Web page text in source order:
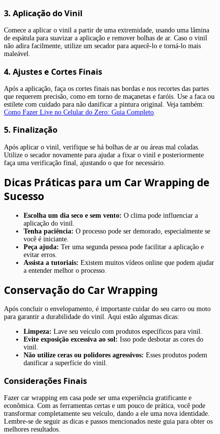
3. Aplicação do Vinil
Comece a aplicar o vinil a partir de uma extremidade, usando uma lâmina
de espátula para suavizar a aplicação e remover bolhas de ar. Caso o vinil
não adira facilmente, utilize um secador para aquecê-lo e torná-lo mais
maleável.
4. Ajustes e Cortes Finais
Após a aplicação, faça os cortes finais nas bordas e nos recortes das partes
que requerem precisão, como em torno de maçanetas e faróis. Use a faca ou
estilete com cuidado para não danificar a pintura original. Veja também:
Como Fazer Live no Celular do Zero: Guia Completo
5. Finalização
Após aplicar o vinil, verifique se há bolhas de ar ou áreas mal coladas.
Utilize o secador novamente para ajudar a fixar o vinil e posteriormente
faça uma verificação final, ajustando o que for necessário.
Dicas Práticas para um Car Wrapping de
Sucesso
Escolha um dia seco e sem vento: O clima pode influenciar a
aplicação do vinil.
Tenha paciência: O processo pode ser demorado, especialmente se
você é iniciante.
Peça ajuda: Ter uma segunda pessoa pode facilitar a aplicação e
evitar erros.
Assista a tutoriais: Existem muitos vídeos online que podem ajudar
a entender melhor o processo.
Conservação do Car Wrapping
Após concluir o envelopamento, é importante cuidar do seu carro ou moto
para garantir a durabilidade do vinil. Aqui estão algumas dicas:
Limpeza: Lave seu veículo com produtos específicos para vinil.
Evite exposição excessiva ao sol: Isso pode desbotar as cores do
vinil.
Não utilize ceras ou polidores agressivos: Esses produtos podem
danificar a superfície do vinil.
Considerações Finais
Fazer car wrapping em casa pode ser uma experiência gratificante e
econômica. Com as ferramentas certas e um pouco de prática, você pode
transformar completamente seu veículo, dando a ele uma nova identidade.
Lembre-se de seguir as dicas e passos mencionados neste guia para obter os
melhores resultados.